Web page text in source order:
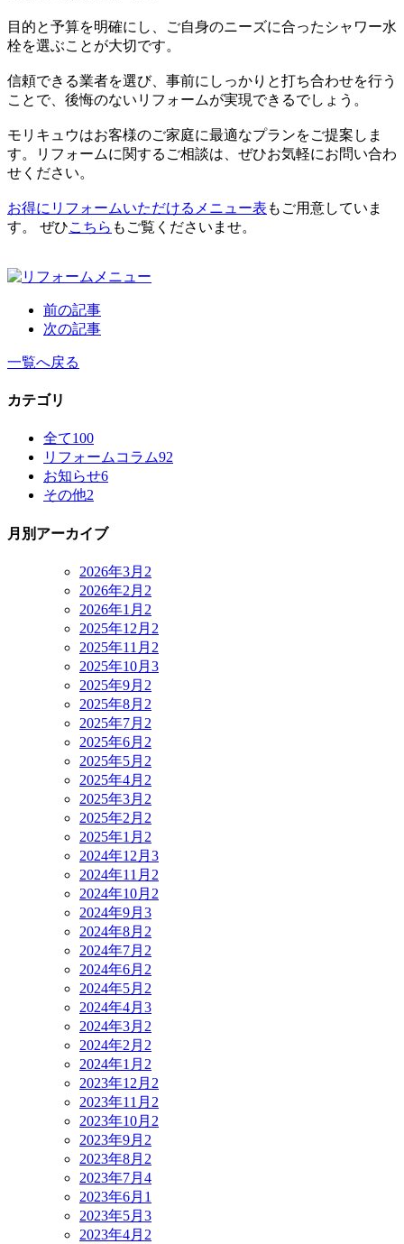
目的と予算を明確にし、ご自身のニーズに合ったシャワー水
栓を選ぶことが大切です。
信頼できる業者を選び、事前にしっかりと打ち合わせを行う
ことで、後悔のないリフォームが実現できるでしょう。
モリキュウはお客様のご家庭に最適なプランをご提案しま
す。リフォームに関するご相談は、ぜひお気軽にお問い合わ
せください。
お得にリフォームいただけるメニュー表 もご用意していま
す。 ぜひこちら もご覧くださいませ。
前の記事
次の記事
一覧へ戻る
カテゴリ
全て100
リフォームコラム92
お知らせ6
その他2
月別アーカイブ
2026年3月 2
2026年2月 2
2026年1月 2
2025年12月 2
2025年11月 2
2025年10月 3
2025年9月 2
2025年8月 2
2025年7月 2
2025年6月 2
2025年5月 2
2025年4月 2
2025年3月 2
2025年2月 2
2025年1月 2
2024年12月 3
2024年11月 2
2024年10月 2
2024年9月 3
2024年8月 2
2024年7月 2
2024年6月 2
2024年5月 2
2024年4月 3
2024年3月 2
2024年2月 2
2024年1月 2
2023年12月 2
2023年11月 2
2023年10月 2
2023年9月 2
2023年8月 2
2023年7月 4
2023年6月 1
2023年5月 3
2023年4月 2